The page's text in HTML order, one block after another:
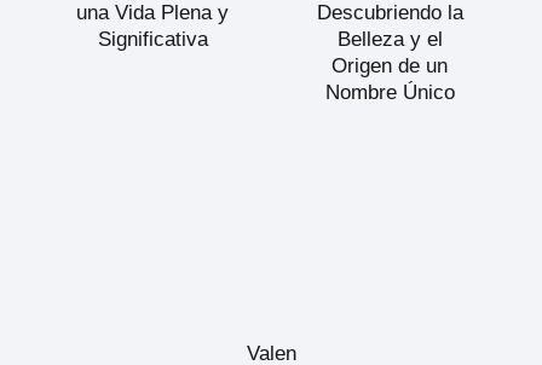
una Vida Plena y
Significativa
Descubriendo la
Belleza y el
Origen de un
Nombre Único
Valen